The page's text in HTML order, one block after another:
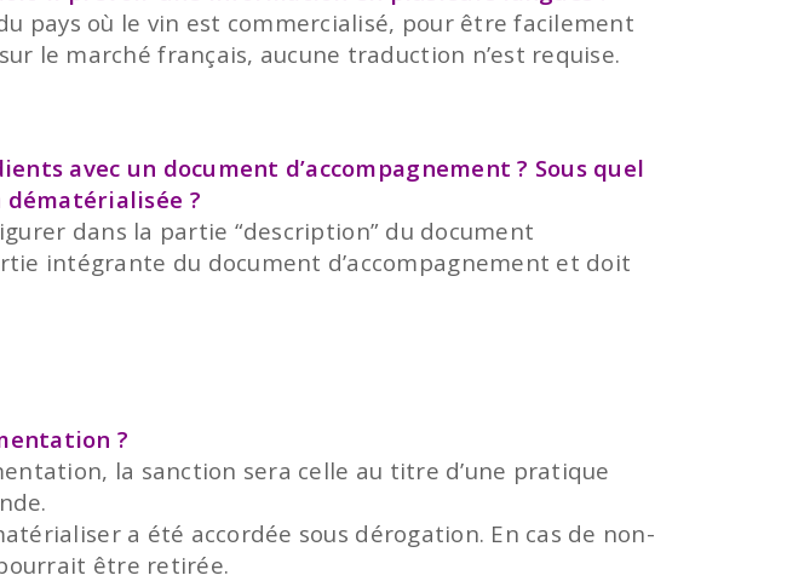
pays où le vin est commercialisé, pour être facilement
le marché français, aucune traduction n’est requise.
avec un document d’accompagnement ? Sous quel
?
dans la partie “description” du document
intégrante du document d’accompagnement et doit
?
la sanction sera celle au titre d’une pratique
a été accordée sous dérogation. En cas de non-
être retirée.